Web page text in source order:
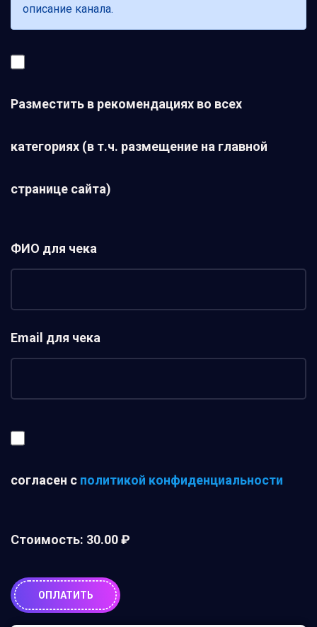
описание канала.
Разместить в рекомендациях во всех
категориях (в т.ч. размещение на главной
странице сайта)
ФИО для чека
Email для чека
согласен с политикой конфиденциальности
Стоимость: 30.00 ₽
ОПЛАТИТЬ